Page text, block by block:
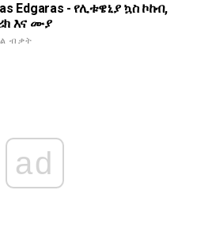
Edgaras - የሊቱዌኒያ ኳስ ኮከብ,
እና ሙያ
ብቃት
ad